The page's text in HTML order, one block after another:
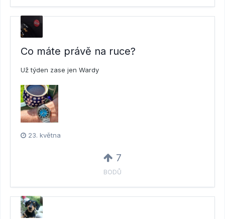
Co máte právě na ruce?
Už týden zase jen Wardy ️
23. května
7
BODŮ